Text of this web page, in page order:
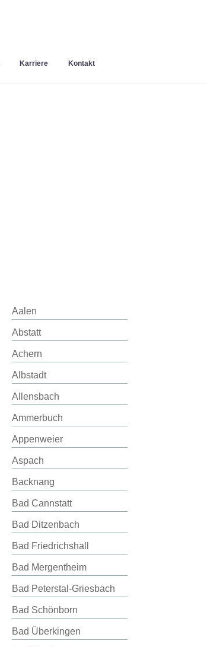
Karriere Kontakt
Aalen
Abstatt
Achern
Albstadt
Allensbach
Ammerbuch
Appenweier
Aspach
Backnang
Bad Cannstatt
Bad Ditzenbach
Bad Friedrichshall
Bad Mergentheim
Bad Peterstal-Griesbach
Bad Schönborn
Bad Überkingen